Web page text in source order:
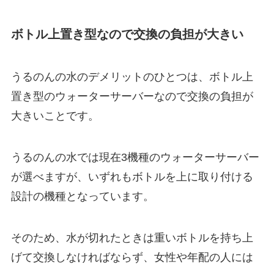
ボトル上置き型なので交換の負担が大きい
うるのんの水のデメリットのひとつは、ボトル上
置き型のウォーターサーバーなので交換の負担が
大きいことです。
うるのんの水では現在3機種のウォーターサーバー
が選べますが、いずれもボトルを上に取り付ける
設計の機種となっています。
そのため、水が切れたときは重いボトルを持ち上
げて交換しなければならず、 女性や年配の人には